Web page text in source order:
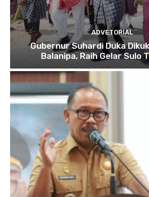
ADVETORIAL
Gubernur Suhardi Duka
Balanipa, Raih Gelar Sulo